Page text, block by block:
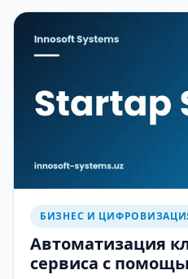
БИЗНЕС И
Автоматизация
сервиса с